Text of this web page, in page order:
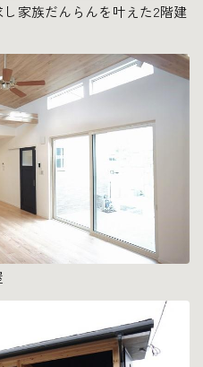
家族だんらんを叶えた2階建